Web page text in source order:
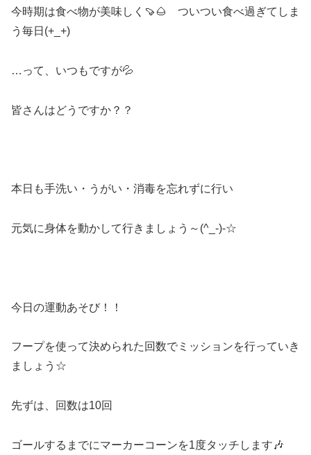
今時期は食べ物が美味しく🍠🌰 ついつい食べ過ぎてしま
う毎日(+_+)
…って、いつもですが💦
皆さんはどうですか？？
本日も手洗い・うがい・消毒を忘れずに行い
元気に身体を動かして行きましょう～(^_-)-☆
今日の運動あそび！！
フープを使って決められた回数でミッションを行っていき
ましょう☆
先ずは、回数は10回
ゴールするまでにマーカーコーンを1度タッチします🎶